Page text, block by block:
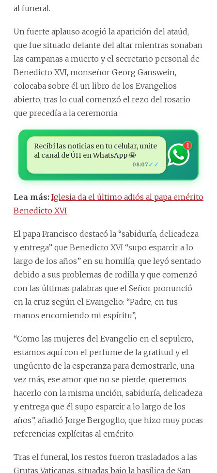
al funeral.
Un fuerte aplauso acogió la aparición del ataúd,
que fue situado delante del altar mientras sonaban
las campanas a muerto y el secretario personal de
Benedicto XVI, monseñor Georg Ganswein,
colocaba sobre él un libro de los Evangelios
abierto, tras lo cual comenzó el rezo del rosario
que precedía a la ceremonia.
Recibí las noticias en tu celular, unite
al canal de ÚH en WhatsApp 🤩
08:07 ✓✓
1
Lea más: Iglesia da el último adiós al papa emérito
Benedicto XVI
El papa Francisco destacó la “sabiduría, delicadeza
y entrega” que Benedicto XVI “supo esparcir a lo
largo de los años” en su homilía, que leyó sentado
debido a sus problemas de rodilla y que comenzó
con las últimas palabras que el Señor pronunció
en la cruz según el Evangelio: “Padre, en tus
manos encomiendo mi espíritu”,
“Como las mujeres del Evangelio en el sepulcro,
estamos aquí con el perfume de la gratitud y el
ungüento de la esperanza para demostrarle, una
vez más, ese amor que no se pierde; queremos
hacerlo con la misma unción, sabiduría, delicadeza
y entrega que él supo esparcir a lo largo de los
años”, añadió Jorge Bergoglio, que hizo muy pocas
referencias explícitas al emérito.
Tras el funeral, los restos fueron trasladados a las
Grutas Vaticanas, situadas bajo la basílica de San